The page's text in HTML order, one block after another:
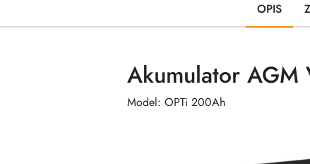
OPIS
Akumulator AGM
Model: OPTi 200Ah